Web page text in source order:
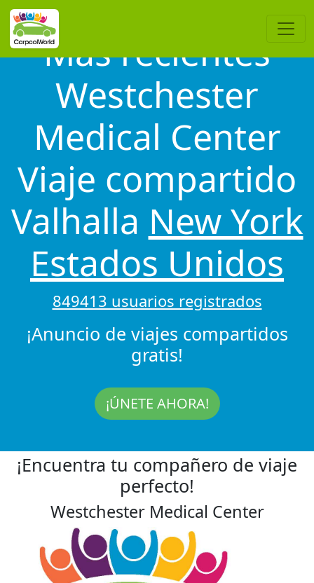
Más recientes
Westchester
Medical Center
Viaje compartido
Valhalla New York
Estados Unidos
849413 usuarios registrados
¡Anuncio de viajes compartidos
gratis!
¡ÚNETE AHORA!
¡Encuentra tu compañero de viaje
perfecto!
Westchester Medical Center